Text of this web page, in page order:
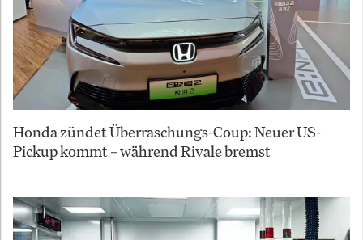
Honda zündet Überraschungs-Coup: Neuer US-
Pickup kommt – während Rivale bremst